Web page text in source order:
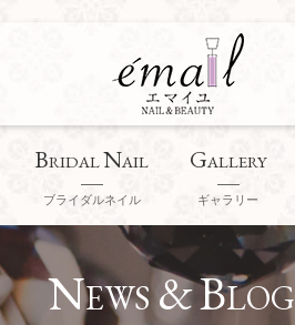
BRIDALNAIL
ブライダルネイル
GALLERY
ギャラリー
NEWS &BLOG